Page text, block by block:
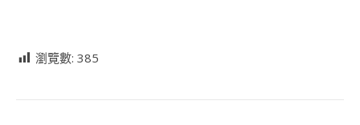
瀏覽數: 385